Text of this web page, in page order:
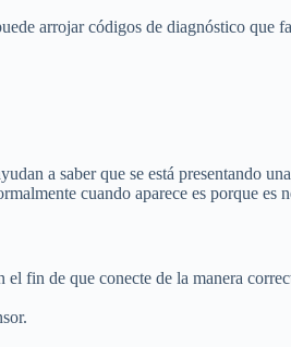
arrojar códigos de diagnóstico que
a saber que se está presentando
cuando aparece es porque es
fin de que conecte de la manera